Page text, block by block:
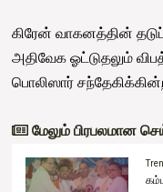
கிரேன் வாகனத்தின்
அதிவேக ஓட்டுதலும்
பொலிஸார்
மேலும் பிரபலமான